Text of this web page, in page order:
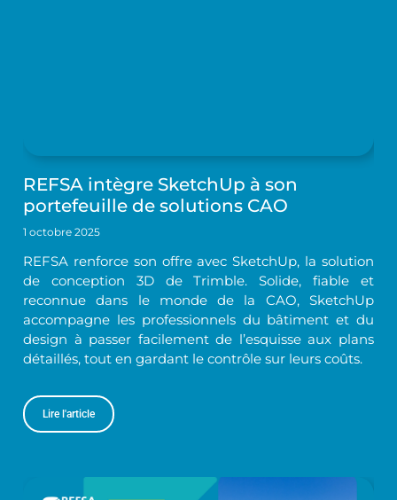
REFSA intègre SketchUp à son
portefeuille de solutions CAO
1 octobre 2025
REFSA renforce son offre avec SketchUp, la solution
de conception 3D de Trimble. Solide, fiable et
reconnue dans le monde de la CAO, SketchUp
accompagne les professionnels du bâtiment et du
design à passer facilement de l’esquisse aux plans
détaillés, tout en gardant le contrôle sur leurs coûts.
Lire l'article